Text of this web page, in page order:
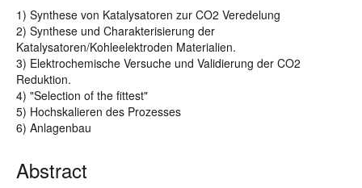
1) Synthese von Katalysatoren zur CO2 Veredelung
2) Synthese und Charakterisierung der
Katalysatoren/Kohleelektroden Materialien.
3) Elektrochemische Versuche und Validierung der CO2
Reduktion.
4) "Selection of the fittest"
5) Hochskalieren des Prozesses
6) Anlagenbau
Abstract